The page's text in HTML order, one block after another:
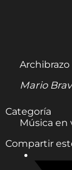
Archibrazo
Mario
Categoría
Música en
Compartir